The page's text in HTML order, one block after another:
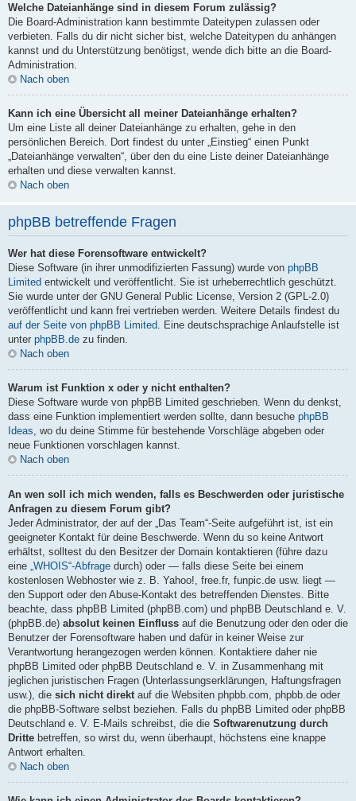
Welche Dateianhänge sind in diesem Forum zulässig?
Die Board-Administration kann bestimmte Dateitypen zulassen oder
verbieten. Falls du dir nicht sicher bist, welche Dateitypen du anhängen
kannst und du Unterstützung benötigst, wende dich bitte an die Board-
Administration.
Nach oben
Kann ich eine Übersicht all meiner Dateianhänge erhalten?
Um eine Liste all deiner Dateianhänge zu erhalten, gehe in den
persönlichen Bereich. Dort findest du unter „Einstieg“ einen Punkt
„Dateianhänge verwalten“, über den du eine Liste deiner Dateianhänge
erhalten und diese verwalten kannst.
Nach oben
phpBB betreffende Fragen
Wer hat diese Forensoftware entwickelt?
Diese Software (in ihrer unmodifizierten Fassung) wurde von phpBB
Limited entwickelt und veröffentlicht. Sie ist urheberrechtlich geschützt.
Sie wurde unter der GNU General Public License, Version 2 (GPL-2.0)
veröffentlicht und kann frei vertrieben werden. Weitere Details findest du
auf der Seite von phpBB Limited. Eine deutschsprachige Anlaufstelle ist
unter phpBB.de zu finden.
Nach oben
Warum ist Funktion x oder y nicht enthalten?
Diese Software wurde von phpBB Limited geschrieben. Wenn du denkst,
dass eine Funktion implementiert werden sollte, dann besuche phpBB
Ideas, wo du deine Stimme für bestehende Vorschläge abgeben oder
neue Funktionen vorschlagen kannst.
Nach oben
An wen soll ich mich wenden, falls es Beschwerden oder juristische
Anfragen zu diesem Forum gibt?
Jeder Administrator, der auf der „Das Team“-Seite aufgeführt ist, ist ein
geeigneter Kontakt für deine Beschwerde. Wenn du so keine Antwort
erhältst, solltest du den Besitzer der Domain kontaktieren (führe dazu
eine „WHOIS“-Abfrage durch) oder — falls diese Seite bei einem
kostenlosen Webhoster wie z. B. Yahoo!, free.fr, funpic.de usw. liegt —
den Support oder den Abuse-Kontakt des betreffenden Dienstes. Bitte
beachte, dass phpBB Limited (phpBB.com) und phpBB Deutschland e. V.
(phpBB.de) absolut keinen Einfluss auf die Benutzung oder den oder die
Benutzer der Forensoftware haben und dafür in keiner Weise zur
Verantwortung herangezogen werden können. Kontaktiere daher nie
phpBB Limited oder phpBB Deutschland e. V. in Zusammenhang mit
jeglichen juristischen Fragen (Unterlassungserklärungen, Haftungsfragen
usw.), die sich nicht direkt auf die Websiten phpbb.com, phpbb.de oder
die phpBB-Software selbst beziehen. Falls du phpBB Limited oder phpBB
Deutschland e. V. E-Mails schreibst, die die Softwarenutzung durch
Dritte betreffen, so wirst du, wenn überhaupt, höchstens eine knappe
Antwort erhalten.
Nach oben